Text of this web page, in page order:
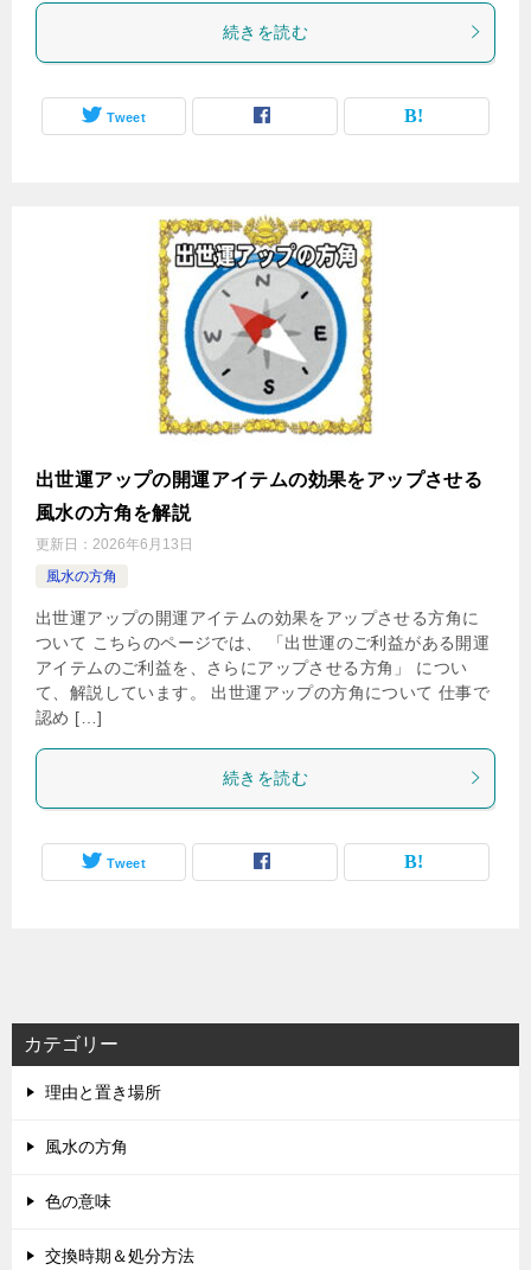
続きを読む
Tweet
出世運アップの開運アイテムの効果をアップさせる
風水の方角を解説
更新日： 2026年6月13日
風水の方角
出世運アップの開運アイテムの効果をアップさせる方角に
ついて こちらのページでは、 「出世運のご利益がある開運
アイテムのご利益を、さらにアップさせる方角」 につい
て、解説しています。 出世運アップの方角について 仕事で
認め […]
続きを読む
Tweet
カテゴリー
理由と置き場所
風水の方角
色の意味
交換時期＆処分方法